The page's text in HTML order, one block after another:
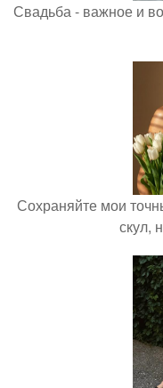
Свадьба - важное и
Сохраняйте мои
скул,